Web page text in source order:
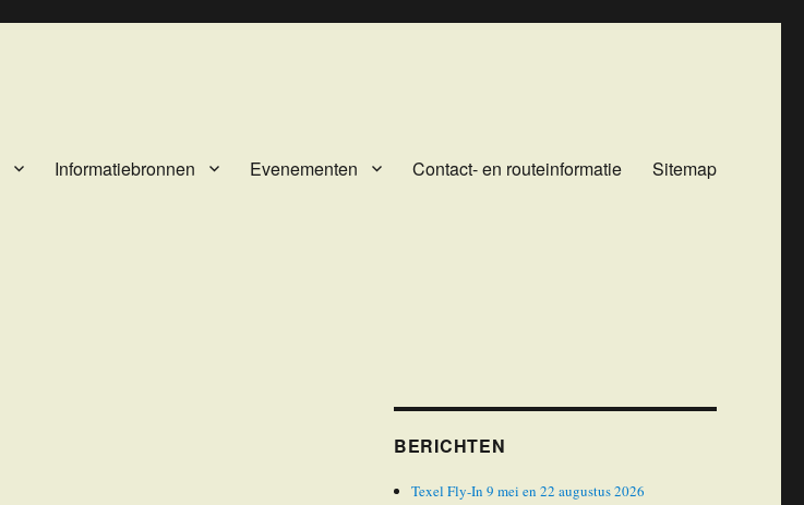
Informatiebronnen Evenementen Contact- en routeinformatie Sitemap
BERICHTEN
Texel Fly-In 9 mei en 22 augustus 2026